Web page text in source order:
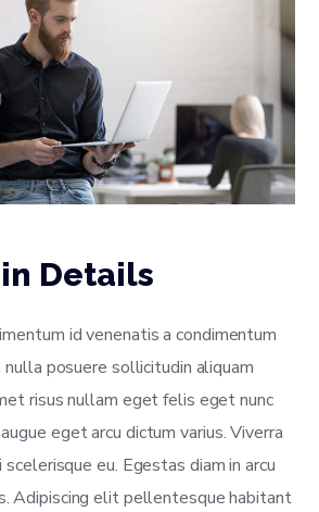
Details
id venenatis a condimentum
posuere sollicitudin aliquam
risus nullam eget felis eget nunc
eget arcu dictum varius. Viverra
scelerisque eu. Egestas diam in arcu
Adipiscing elit pellentesque habitant